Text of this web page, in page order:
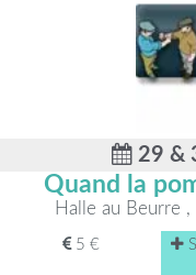
29 &
Quand la
Halle au Beurre
5 €